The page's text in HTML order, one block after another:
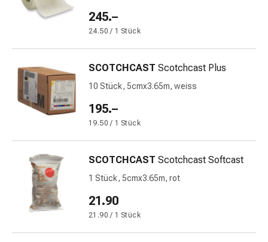
Venenbeschwerden
Herznerven-
Störung
Gedächtnis-
Konzentrationsstörung
Allergien
&
Heuschnupfen
Nase
Magen-
Darm
Durchfall
Hämorrhoiden
Magenbrennen
245.–
24.50 / 1 Stück
SCOTCHCAST Scotchcast Plus
10 Stück, 5cmx3.65m, weiss
195.–
19.50 / 1 Stück
SCOTCHCAST Scotchcast Softcast
1 Stück, 5cmx3.65m, rot
21.90
21.90 / 1 Stück